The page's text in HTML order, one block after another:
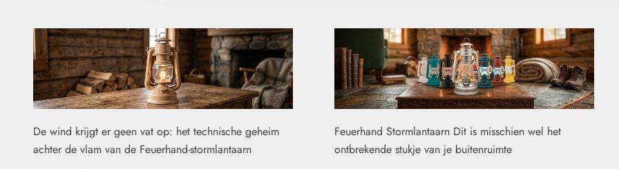
De wind krijgt er geen vat op: het technische geheim
achter de vlam van de Feuerhand-stormlantaarn
Feuerhand Stormlantaarn Dit is misschien wel het
ontbrekende stukje van je buitenruimte